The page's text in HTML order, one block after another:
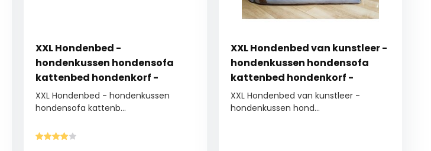
XXL Hondenbed -
hondenkussen hondensofa
kattenbed hondenkorf -
waterdicht 130 X 80 cm
XXL Hondenbed - hondenkussen
hondensofa kattenb...
XXL Hondenbed van kunstleer -
hondenkussen hondensofa
kattenbed hondenkorf -
waterdicht - 120x90
XXL Hondenbed van kunstleer -
hondenkussen hond...